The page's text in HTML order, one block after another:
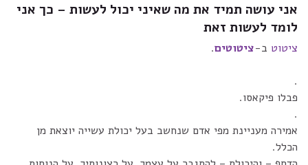
אני עושה תמיד את מה שאיני יכול לעשות – כך אני
לומד לעשות זאת
ציטוט ב-ציטוטים.
.
פבלו פיקאסו.
.
אמירה מעניינת מפי אדם שנחשב בעל יכולת עשייה יוצאת מן
הכלל.